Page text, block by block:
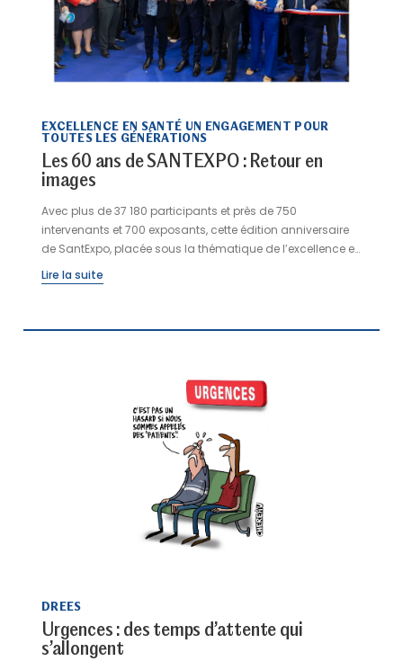
EXCELLENCE EN SANTÉ UN ENGAGEMENT POUR
TOUTES LES GÉNÉRATIONS
Les 60 ans de SANTEXPO : Retour en
images
Avec plus de 37 180 participants et près de 750
intervenants et 700 exposants, cette édition anniversaire
de SantExpo, placée sous la thématique de l’excellence en
santé pour toutes les générations, a réuni l’ensemble de
l’écosystème santé et médico-social autour des grands
prévention, attractivité des métiers, santé mentale, santé
Lire la suite
DREES
Urgences : des temps d’attente qui
s’allongent